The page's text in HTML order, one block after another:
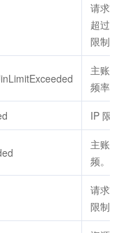
请求
超过
限制。
主账
频率
IP 限
主账
频。
请求
限制